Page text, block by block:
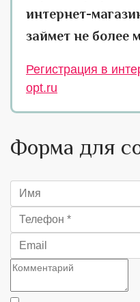
интернет-
займет не более
Регистрация в
opt.ru
Форма для